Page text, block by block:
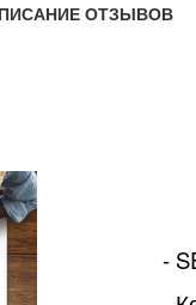
ОТЗЫВОВ
-